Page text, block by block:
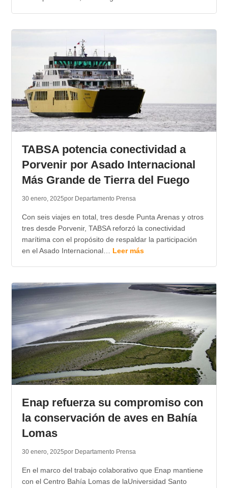
TABSA potencia conectividad a
Porvenir por Asado Internacional
Más Grande de Tierra del Fuego
30 enero, 2025por Departamento Prensa
Con seis viajes en total, tres desde Punta Arenas y otros
tres desde Porvenir, TABSA reforzó la conectividad
marítima con el propósito de respaldar la participación
en el Asado Internacional… Leer más
Enap refuerza su compromiso con
la conservación de aves en Bahía
Lomas
30 enero, 2025por Departamento Prensa
En el marco del trabajo colaborativo que Enap mantiene
con el Centro Bahía Lomas de laUniversidad Santo